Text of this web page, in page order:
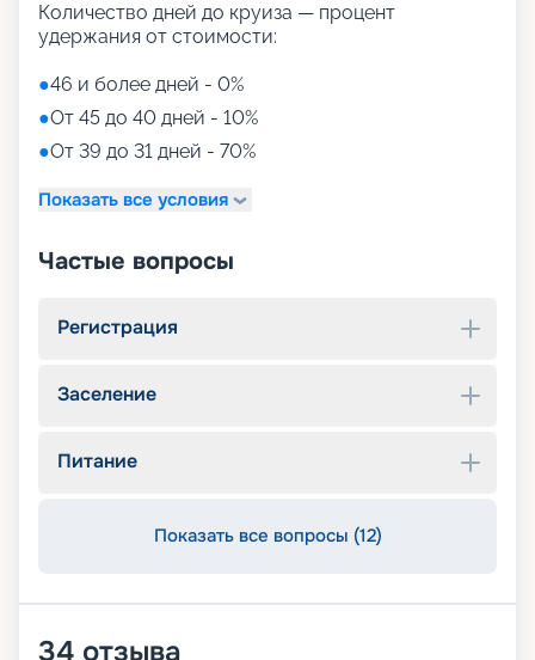
Количество дней до круиза — процент
удержания от стоимости:
●46 и более дней - 0%
●От 45 до 40 дней - 10%
●От 39 до 31 дней - 70%
Показать все условия
Частые вопросы
Регистрация
Заселение
Питание
Показать все вопросы (12)
34 отзыва